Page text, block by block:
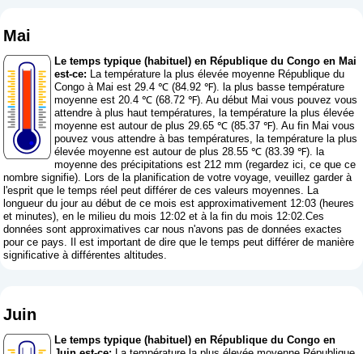
Mai
Le temps typique (habituel) en République du Congo en Mai
est-ce: La température la plus élevée moyenne République du
Congo à Mai est 29.4 ℃ (84.92 ℉). la plus basse température
moyenne est 20.4 ℃ (68.72 ℉). Au début Mai vous pouvez vous
attendre à plus haut températures, la température la plus élevée
moyenne est autour de plus 29.65 ℃ (85.37 ℉). Au fin Mai vous
pouvez vous attendre à bas températures, la température la plus
élevée moyenne est autour de plus 28.55 ℃ (83.39 ℉). la
moyenne des précipitations est 212 mm (regardez ici, ce que ce
nombre signifie). Lors de la planification de votre voyage, veuillez garder à
l'esprit que le temps réel peut différer de ces valeurs moyennes. La
longueur du jour au début de ce mois est approximativement 12:03 (heures
et minutes), en le milieu du mois 12:02 et à la fin du mois 12:02.Ces
données sont approximatives car nous n'avons pas de données exactes
pour ce pays. Il est important de dire que le temps peut différer de manière
significative à différentes altitudes.
Juin
Le temps typique (habituel) en République du Congo en